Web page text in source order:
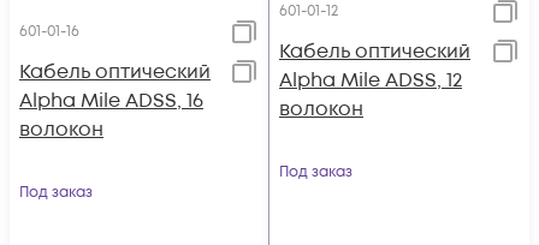
601-01-16
Кабель оптический
Alpha Mile ADSS, 16
волокон
Под заказ
601-01-12
Кабель оптический
Alpha Mile ADSS, 12
волокон
Под заказ